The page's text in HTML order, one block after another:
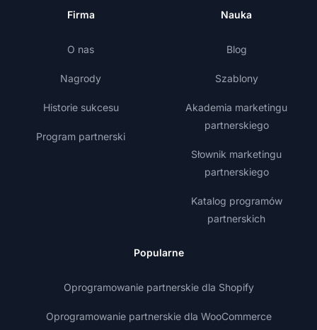
Firma
O nas
Nagrody
Historie sukcesu
Program partnerski
Nauka
Blog
Szablony
Akademia marketingu
partnerskiego
Słownik marketingu
partnerskiego
Katalog programów
partnerskich
Popularne
Oprogramowanie partnerskie dla Shopify
Oprogramowanie partnerskie dla WooCommerce